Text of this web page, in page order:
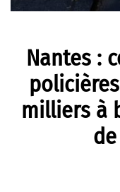
Nantes :
milliers à